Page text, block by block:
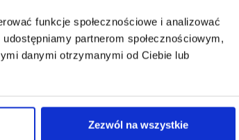
funkcje społecznościowe i analizować
partnerom społecznościowym,
danymi otrzymanymi od Ciebie lub
Zezwól na wszystkie